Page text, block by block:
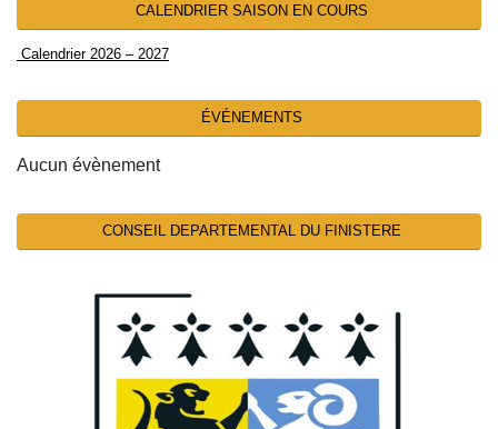
CALENDRIER SAISON EN COURS
Calendrier 2026 – 2027
ÉVÉNEMENTS
Aucun évènement
CONSEIL DEPARTEMENTAL DU FINISTERE